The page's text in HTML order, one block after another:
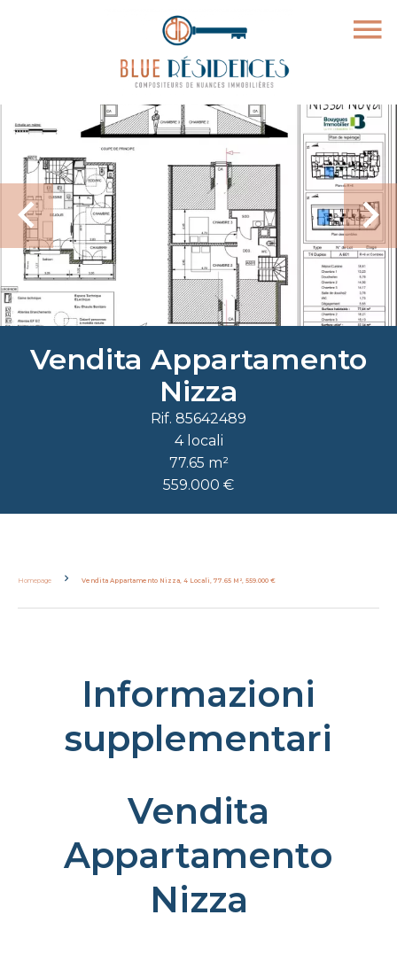
Vendita Appartamento
Nizza
Rif. 85642489
4 locali
77.65 m²
559.000 €
Homepage Vendita Appartamento Nizza, 4 Locali, 77.65 M², 559.000 €
Informazioni
supplementari
Vendita
Appartamento
Nizza